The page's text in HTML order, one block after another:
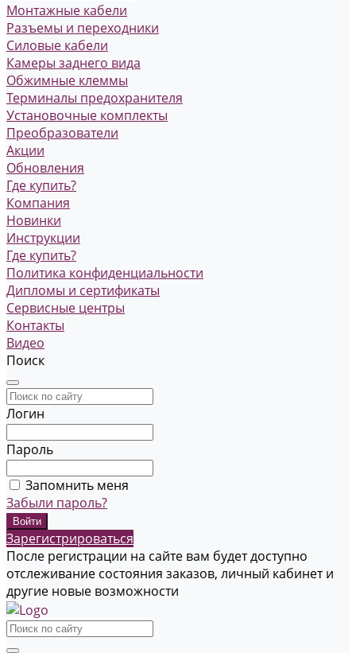
Монтажные кабели
Разъемы и переходники
Силовые кабели
Камеры заднего вида
Обжимные клеммы
Терминалы предохранителя
Установочные комплекты
Преобразователи
Акции
Обновления
Где купить?
Компания
Новинки
Инструкции
Где купить?
Политика конфиденциальности
Дипломы и сертификаты
Сервисные центры
Контакты
Видео
Поиск
Логин
Пароль
Запомнить меня
Забыли пароль?
Зарегистрироваться
После регистрации на сайте вам будет доступно
отслеживание состояния заказов, личный кабинет и
другие новые возможности